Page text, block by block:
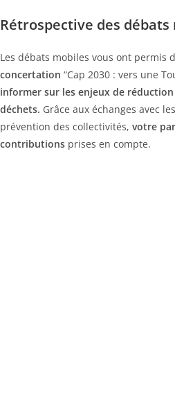
Rétrospective des débats
Les débats mobiles vous ont permis
concertation “Cap 2030 : vers une
informer sur les enjeux de
déchets. Grâce aux échanges avec
prévention des collectivités, votre
contributions prises en compte.